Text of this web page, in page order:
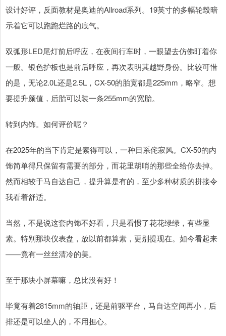
设计好评，反面教材是奥迪的Allroad系列。19英寸的多幅轮毂暗
示着它可以跑跑烂路的底气。
双弧形LED尾灯前后呼应，在夜间行车时，一眼望去仿佛盯着你
一般。银色护板也是前后呼应，再次表明其越野身份。比较可惜
的是，无论2.0L还是2.5L，CX-50的胎宽都是225mm，略窄。想
要提升颜值，后胎可以装一条255mm的宽胎。
转到内饰。如何评价呢？
在2025年的当下肯定是素得可以，一种日系侘寂风。CX-50的内
饰简单得只保留有需要的部分，而花里胡哨的那些全给你去掉。
然而相较于马自达自己，提升算是有的，至少多种材质的拼接令
我看着舒适。
当然，不是说这套内饰不好看，只是看惯了花花绿绿，有些显
素。特别那块仪表盘，放以前都算素，更别提现在。如今看起来
——竟有一丝丝清冷的美。
至于那块小屏幕嘛，总比没有好！
毕竟有着2815mm的轴距，还是前驱平台，马自达空间再小，后
排还是可以坐人的，不用担心。